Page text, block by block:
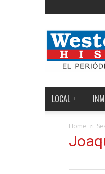
LOCAL
Home